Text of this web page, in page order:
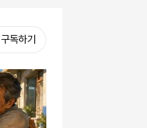
구독하기